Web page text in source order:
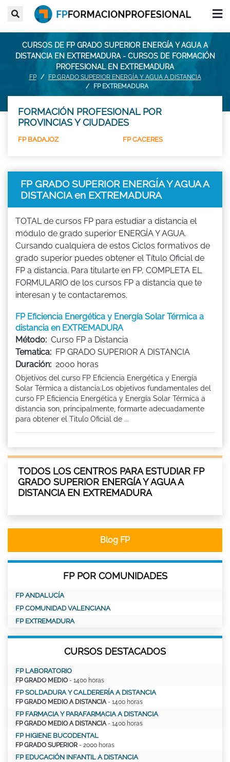
CURSOS DE FP GRADO SUPERIOR ENERGÍA Y AGUA A
DISTANCIA EN EXTREMADURA - CURSOS DE FORMACIÓN
PROFESIONAL EN EXTREMADURA
FP
FP GRADO SUPERIOR ENERGÍA Y AGUA A DISTANCIA
FP EXTREMADURA
FORMACIÓN PROFESIONAL POR
PROVINCIAS Y CIUDADES
FP BADAJOZ FP CACERES
FP GRADO SUPERIOR ENERGÍA Y AGUA A
DISTANCIA en EXTREMADURA
TOTAL de cursos FP para estudiar a distancia el
módulo de grado superior ENERGÍA Y AGUA.
Cursando cualquiera de estos Ciclos formativos de
grado superior puedes obtener el Título Oficial de
FP a distancia. Para titularte en FP, COMPLETA EL
FORMULARIO de los cursos FP a distancia que te
interesan y te contactaremos.
FP Eficiencia Energética y Energía Solar Térmica a
distancia en EXTREMADURA
Método: Curso FP a Distancia
Tematica: FP GRADO SUPERIOR A DISTANCIA
Duración: 2000 horas
Objetivos del curso FP Eficiencia Energética y Energía
Solar Térmica a distancia:Los objetivos fundamentales del
curso FP Eficiencia Energética y Energía Solar Térmica a
distancia son, principalmente, formarte adecuadamente
para obtener el Titulo Oficial de ...
TODOS LOS CENTROS PARA ESTUDIAR FP
GRADO SUPERIOR ENERGÍA Y AGUA A
DISTANCIA EN EXTREMADURA
Blog FP
FP POR COMUNIDADES
FP ANDALUCÍA
FP COMUNIDAD VALENCIANA
FP EXTREMADURA
CURSOS DESTACADOS
FP LABORATORIO
FP GRADO MEDIO - 1400 horas
FP SOLDADURA Y CALDERERÍA A DISTANCIA
FP GRADO MEDIO A DISTANCIA - 1400 horas
FP FARMACIA Y PARAFARMACIA A DISTANCIA
FP GRADO MEDIO A DISTANCIA - 1400 horas
FP HIGIENE BUCODENTAL
FP GRADO SUPERIOR - 2000 horas
FP EDUCACIÓN INFANTIL A DISTANCIA